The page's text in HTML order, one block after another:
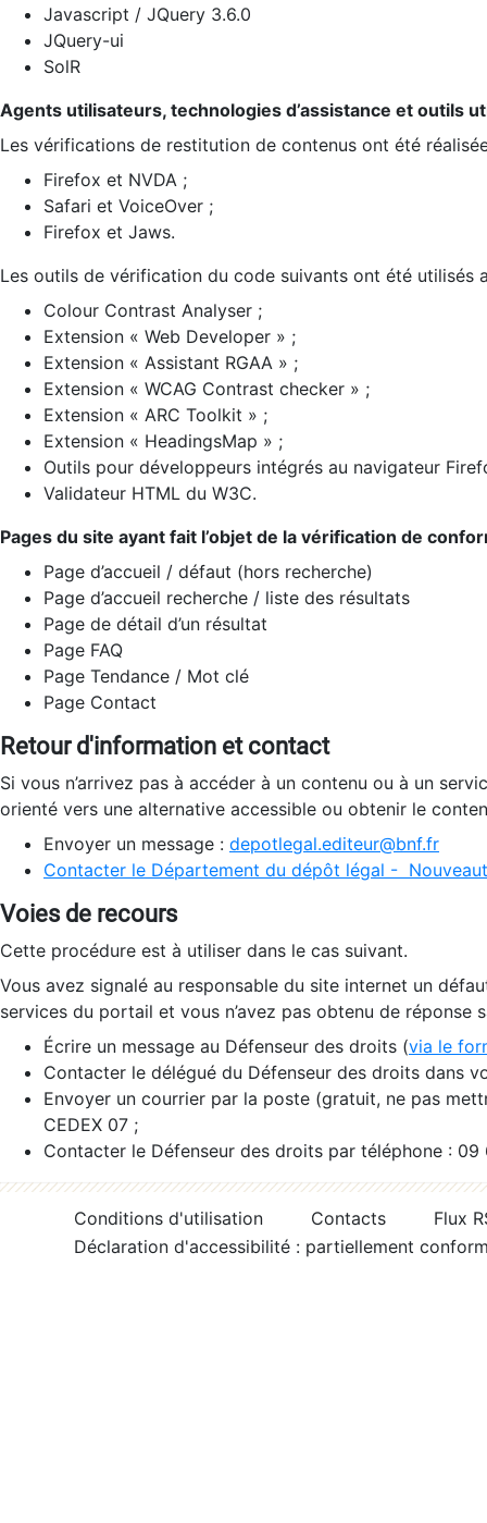
Javascript / JQuery 3.6.0
JQuery-ui
SolR
Agents utilisateurs, technologies d’assistance et outils
Les vérifications de restitution de contenus ont été
Firefox et NVDA ;
Safari et VoiceOver ;
Firefox et Jaws.
Les outils de vérification du code suivants ont été utilisés
Colour Contrast Analyser ;
Extension « Web Developer » ;
Extension « Assistant RGAA » ;
Extension « WCAG Contrast checker » ;
Extension « ARC Toolkit » ;
Extension « HeadingsMap » ;
Outils pour développeurs intégrés au navigateur
Validateur HTML du W3C.
Pages du site ayant fait l’objet de la vérification de
Page d’accueil / défaut (hors recherche)
Page d’accueil recherche / liste des résultats
Page de détail d’un résultat
Page FAQ
Page Tendance / Mot clé
Page Contact
Retour d'information et contact
Si vous n’arrivez pas à accéder à un contenu ou à un
orienté vers une alternative accessible ou obtenir le
Envoyer un message : depotlegal.editeur@bnf.fr
Contacter le Département du dépôt légal -
Voies de recours
Cette procédure est à utiliser dans le cas suivant.
Vous avez signalé au responsable du site internet un
services du portail et vous n’avez pas obtenu de réponse
Écrire un message au Défenseur des droits (via le
Contacter le délégué du Défenseur des droits dans
Envoyer un courrier par la poste (gratuit, ne pas
CEDEX 07 ;
Contacter le Défenseur des droits par téléphone :
Conditions d'utilisation Contacts
Flux
Déclaration d'accessibilité : partiellement